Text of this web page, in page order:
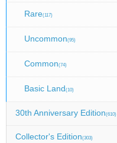
Rare(117)
Uncommon(95)
Common(74)
Basic Land(10)
30th Anniversary Edition(610)
Collector's Edition(303)